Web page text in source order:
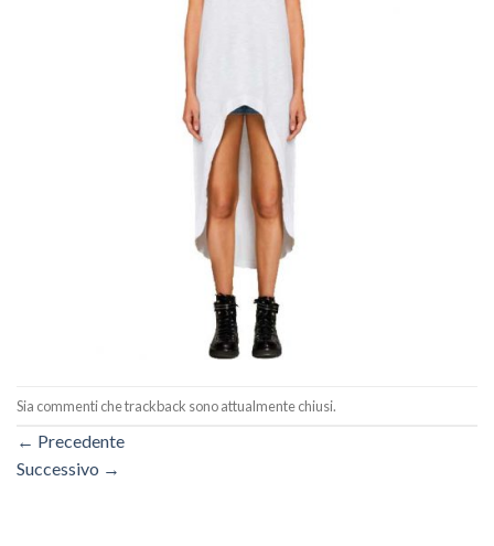
Sia commenti che trackback sono attualmente chiusi.
← Precedente
Successivo →